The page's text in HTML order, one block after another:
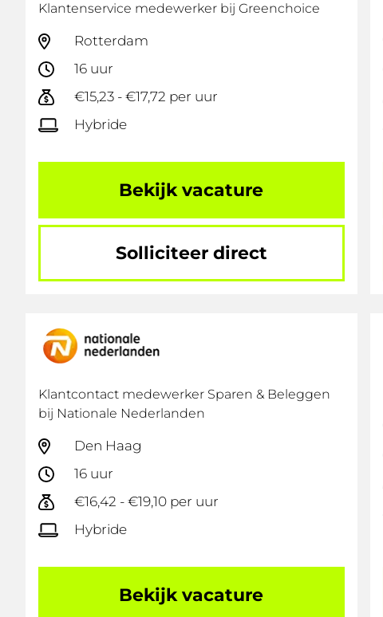
Klantenservice medewerker bij Greenchoice
Rotterdam
16 uur
€15,23 - €17,72 per uur
Hybride
Bekijk vacature
Solliciteer direct
Klantcontact medewerker Sparen & Beleggen
bij Nationale Nederlanden
Den Haag
16 uur
€16,42 - €19,10 per uur
Hybride
Bekijk vacature